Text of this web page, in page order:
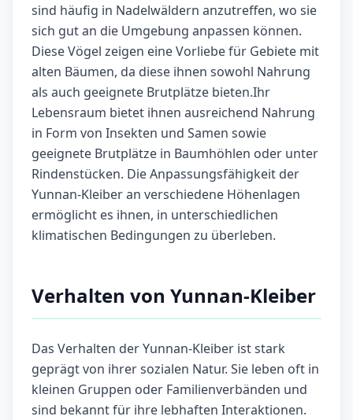
sind häufig in Nadelwäldern anzutreffen, wo sie
sich gut an die Umgebung anpassen können.
Diese Vögel zeigen eine Vorliebe für Gebiete mit
alten Bäumen, da diese ihnen sowohl Nahrung
als auch geeignete Brutplätze bieten.Ihr
Lebensraum bietet ihnen ausreichend Nahrung
in Form von Insekten und Samen sowie
geeignete Brutplätze in Baumhöhlen oder unter
Rindenstücken. Die Anpassungsfähigkeit der
Yunnan-Kleiber an verschiedene Höhenlagen
ermöglicht es ihnen, in unterschiedlichen
klimatischen Bedingungen zu überleben.
Verhalten von Yunnan-Kleiber
Das Verhalten der Yunnan-Kleiber ist stark
geprägt von ihrer sozialen Natur. Sie leben oft in
kleinen Gruppen oder Familienverbänden und
sind bekannt für ihre lebhaften Interaktionen.